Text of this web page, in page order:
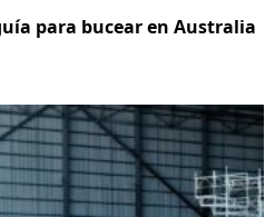
para bucear en Australia